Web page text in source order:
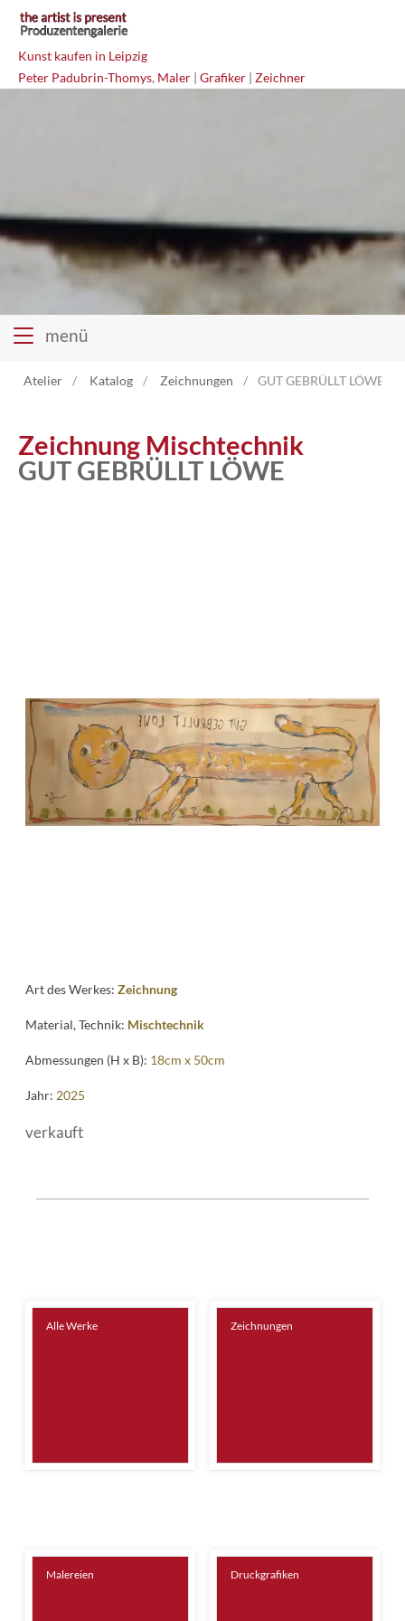
Kunst kaufen in Leipzig
Peter Padubrin-Thomys, Maler | Grafiker | Zeichner
menü
Atelier
Kontakt
Atelier Katalog Zeichnungen GUT GEBRÜLLT LÖWE
Zeichnung Mischtechnik
GUT GEBRÜLLT LÖWE
Art des Werkes:Zeichnung
Material, Technik: Mischtechnik
Abmessungen (H x B): 18cm x 50cm
Jahr: 2025
verkauft
Alle Werke Zeichnungen
Malereien Druckgrafiken